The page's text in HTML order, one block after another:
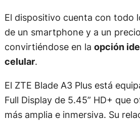
El dispositivo cuenta con todo
de un smartphone y a un
convirtiéndose en la opción
celular.
El ZTE Blade A3 Plus está
Full Display de 5.45” HD+ que
más amplia e inmersiva. Su